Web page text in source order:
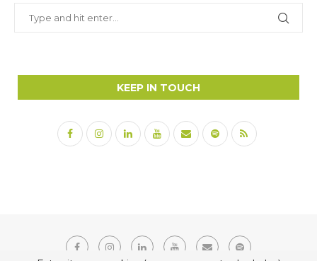
KEEP IN TOUCH